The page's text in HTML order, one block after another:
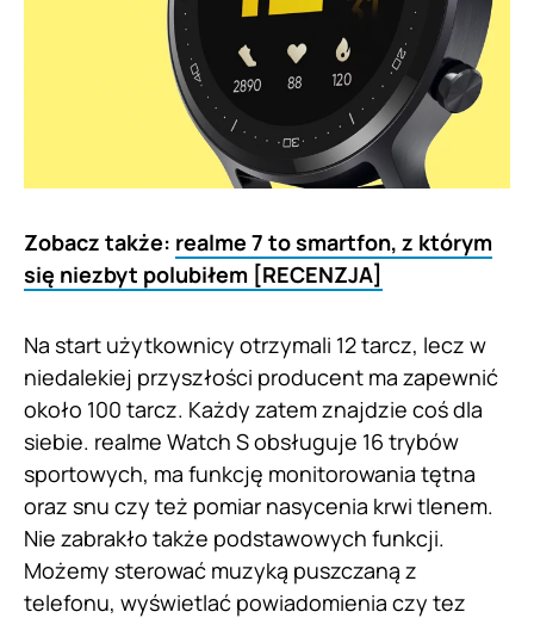
Zobacz także: realme 7 to smartfon, z którym
się niezbyt polubiłem [RECENZJA]
Na start użytkownicy otrzymali 12 tarcz, lecz w
niedalekiej przyszłości producent ma zapewnić
około 100 tarcz. Każdy zatem znajdzie coś dla
siebie. realme Watch S obsługuje 16 trybów
sportowych, ma funkcję monitorowania tętna
oraz snu czy też pomiar nasycenia krwi tlenem.
Nie zabrakło także podstawowych funkcji.
Możemy sterować muzyką puszczaną z
telefonu, wyświetlać powiadomienia czy tez